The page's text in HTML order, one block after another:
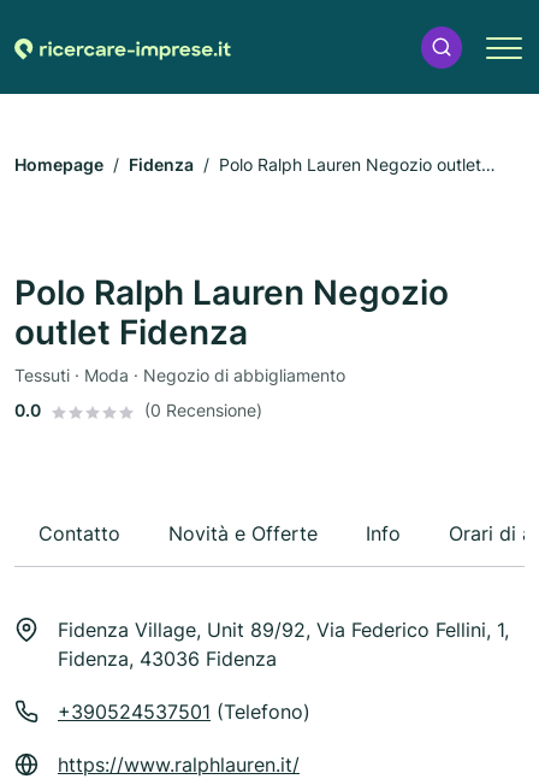
Homepage Fidenza
Polo Ralph Lauren Negozio outlet
Polo Ralph Lauren Negozio
outlet Fidenza
Tessuti · Moda · Negozio di abbigliamento
0.0
(0 Recensione)
Contatto Novità e Offerte Info Orari di
Fidenza Village, Unit 89/92, Via Federico Fellini, 1,
Fidenza, 43036 Fidenza
+390524537501 (Telefono)
https://www.ralphlauren.it/